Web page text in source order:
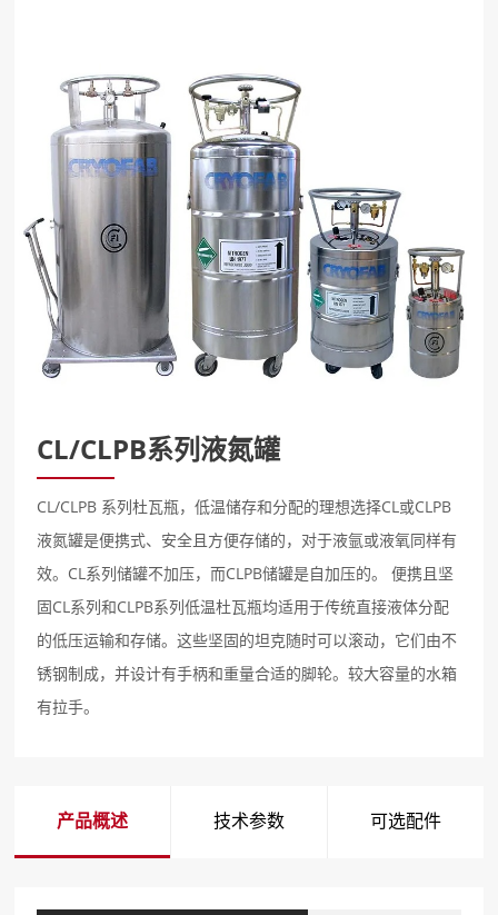
CL/CLPB系列液氮罐
CL/CLPB 系列杜瓦瓶，低温储存和分配的理想选择CL或CLPB
液氮罐是便携式、安全且方便存储的，对于液氩或液氧同样有
效。CL系列储罐不加压，而CLPB储罐是自加压的。 便携且坚
固CL系列和CLPB系列低温杜瓦瓶均适用于传统直接液体分配
的低压运输和存储。这些坚固的坦克随时可以滚动，它们由不
锈钢制成，并设计有手柄和重量合适的脚轮。较大容量的水箱
有拉手。
产品概述 技术参数 可选配件